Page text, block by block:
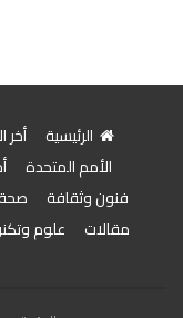
الرئيسية أخر
الأمم المتحدة
فنون وثقافة
مقالات
علوم